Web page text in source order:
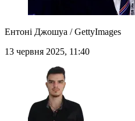
Ентоні Джошуа / GettyImages
13 червня 2025, 11:40